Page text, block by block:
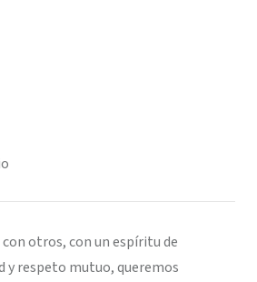
otros, con un espíritu de
y respeto mutuo, queremos